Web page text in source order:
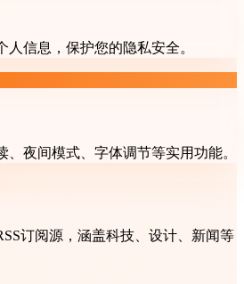
信息，保护您的隐私安全。
夜间模式、字体调节等实用功能。
订阅源，涵盖科技、设计、新闻等